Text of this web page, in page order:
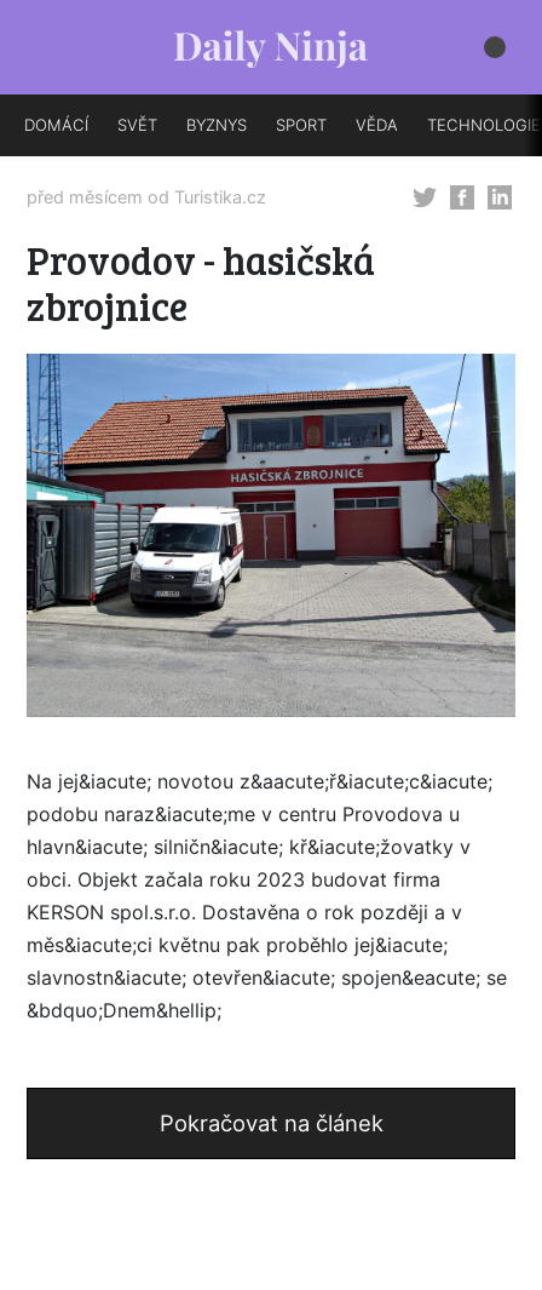
DOMÁCÍ SVĚT BYZNYS SPORT VĚDA TECHNOLOGIE
před měsícem od Turistika.cz
Provodov - hasičská
zbrojnice
Na jej&iacute; novotou z&aacute;ř&iacute;c&iacute;
podobu naraz&iacute;me v centru Provodova u
hlavn&iacute; silničn&iacute; kř&iacute;žovatky v
obci. Objekt začala roku 2023 budovat firma
KERSON spol.s.r.o. Dostavěna o rok později a v
měs&iacute;ci květnu pak proběhlo jej&iacute;
slavnostn&iacute; otevřen&iacute; spojen&eacute; se
&bdquo;Dnem&hellip;
Pokračovat na článek